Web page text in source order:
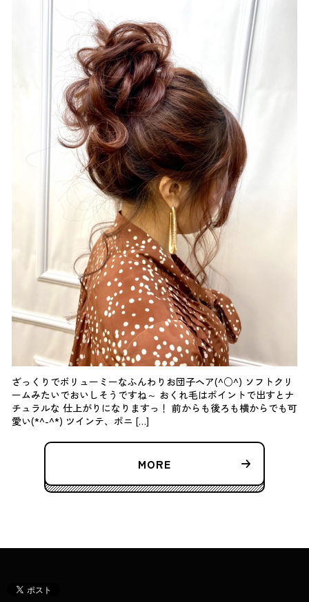
ざっくりでボリューミーなふんわりお団子ヘア(^○^) ソフトクリ
ームみたいでおいしそうですね～ おくれ毛はポイントで出すとナ
チュラルな 仕上がりになりますっ！ 前からも後ろも横からでも可
愛い(*^-^*) ツインテ、ポニ […]
MORE